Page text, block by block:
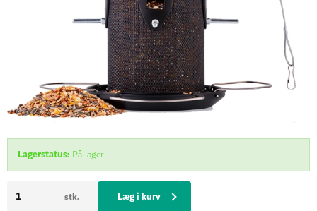
Lagerstatus: På lager
stk. Læg i kurv